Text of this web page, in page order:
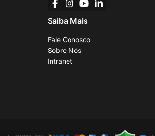
Saiba Mais
Fale Conosco
Sobre Nós
Intranet